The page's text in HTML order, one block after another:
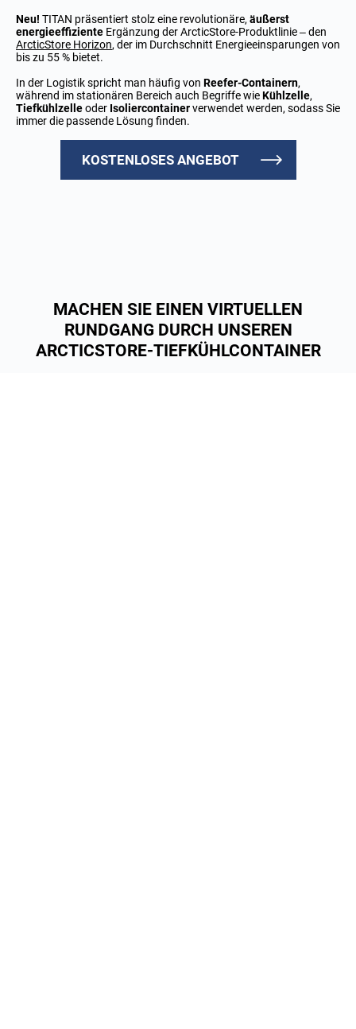
Neu! TITAN präsentiert stolz eine revolutionäre,äußerst
energieeffiziente Ergänzung der ArcticStore-Produktlinie – den
ArcticStore Horizon, der im Durchschnitt Energieeinsparungen von
bis zu 55 % bietet.
In der Logistik spricht man häufig von Reefer-Containern,
während im stationären Bereich auch Begriffe wieKühlzelle,
Tiefkühlzelleoder Isoliercontainerverwendet werden, sodass Sie
immer die passende Lösung finden.
KOSTENLOSES ANGEBOT
MACHEN SIE EINEN VIRTUELLEN
RUNDGANG DURCH UNSEREN
ARCTICSTORE-TIEFKÜHLCONTAINER